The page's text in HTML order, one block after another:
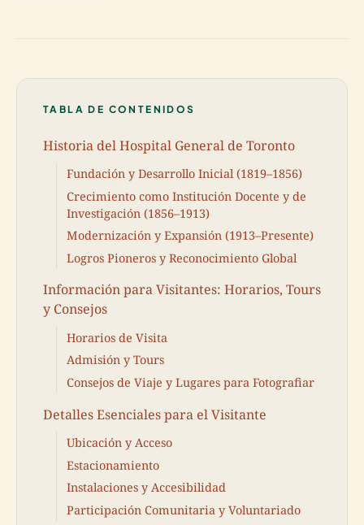
TABLA DE CONTENIDOS
Historia del Hospital General de Toronto
Fundación y Desarrollo Inicial (1819–1856)
Crecimiento como Institución Docente y de
Investigación (1856–1913)
Modernización y Expansión (1913–Presente)
Logros Pioneros y Reconocimiento Global
Información para Visitantes: Horarios, Tours
y Consejos
Horarios de Visita
Admisión y Tours
Consejos de Viaje y Lugares para Fotografiar
Detalles Esenciales para el Visitante
Ubicación y Acceso
Estacionamiento
Instalaciones y Accesibilidad
Participación Comunitaria y Voluntariado